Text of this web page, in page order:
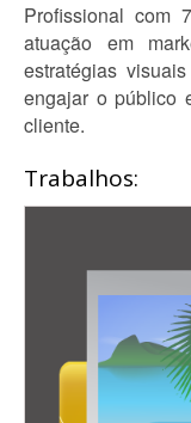
Profissional com
atuação em
estratégias
engajar o público
cliente.
Trabalhos: